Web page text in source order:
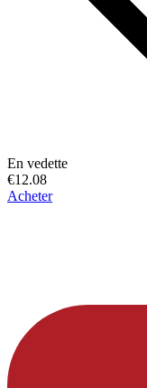
En vedette
€12.08
Acheter